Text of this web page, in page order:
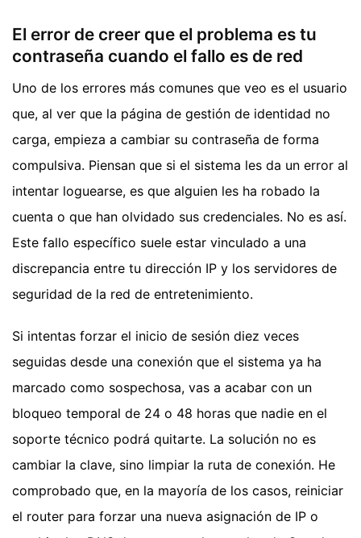
El error de creer que el problema es tu
contraseña cuando el fallo es de red
Uno de los errores más comunes que veo es el usuario
que, al ver que la página de gestión de identidad no
carga, empieza a cambiar su contraseña de forma
compulsiva. Piensan que si el sistema les da un error al
intentar loguearse, es que alguien les ha robado la
cuenta o que han olvidado sus credenciales. No es así.
Este fallo específico suele estar vinculado a una
discrepancia entre tu dirección IP y los servidores de
seguridad de la red de entretenimiento.
Si intentas forzar el inicio de sesión diez veces
seguidas desde una conexión que el sistema ya ha
marcado como sospechosa, vas a acabar con un
bloqueo temporal de 24 o 48 horas que nadie en el
soporte técnico podrá quitarte. La solución no es
cambiar la clave, sino limpiar la ruta de conexión. He
comprobado que, en la mayoría de los casos, reiniciar
el router para forzar una nueva asignación de IP o